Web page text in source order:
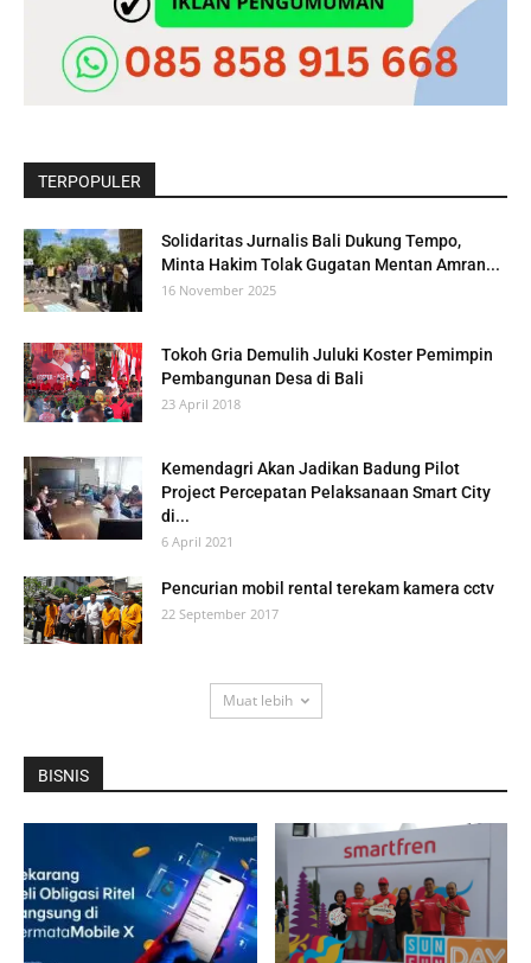
TERPOPULER
Solidaritas Jurnalis Bali Dukung Tempo,
Minta Hakim Tolak Gugatan Mentan Amran...
16 November 2025
Tokoh Gria Demulih Juluki Koster Pemimpin
Pembangunan Desa di Bali
23 April 2018
Kemendagri Akan Jadikan Badung Pilot
Project Percepatan Pelaksanaan Smart City
di...
6 April 2021
Pencurian mobil rental terekam kamera cctv
22 September 2017
Muat lebih
BISNIS